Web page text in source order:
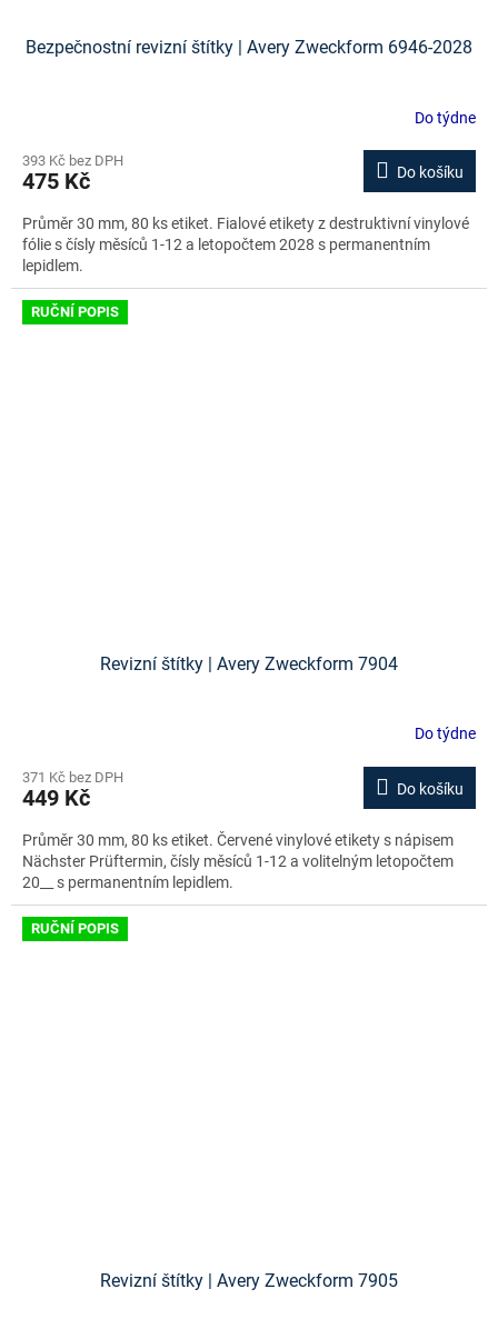
Bezpečnostní revizní štítky | Avery Zweckform 6946-2028
Do týdne
393 Kč bez DPH
475 Kč Do košíku
Průměr 30 mm, 80 ks etiket. Fialové etikety z destruktivní vinylové
fólie s čísly měsíců 1-12 a letopočtem 2028 s permanentním
lepidlem.
RUČNÍ POPIS
Revizní štítky | Avery Zweckform 7904
Do týdne
371 Kč bez DPH
449 Kč Do košíku
Průměr 30 mm, 80 ks etiket. Červené vinylové etikety s nápisem
Nächster Prüftermin, čísly měsíců 1-12 a volitelným letopočtem
20__ s permanentním lepidlem.
RUČNÍ POPIS
Revizní štítky | Avery Zweckform 7905